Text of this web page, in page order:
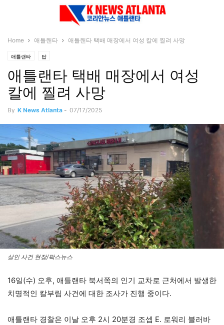
Home 애틀랜타 애틀랜타 택배 매장에서 여성 칼에 찔려 사망
애틀랜타 탑
애틀랜타 택배 매장에서 여성
칼에 찔려 사망
By K News Atlanta - 07/17/2025
살인 사건 현장/팍스뉴스
16일(수) 오후, 애틀랜타 북서쪽의 인기 교차로 근처에서 발생한
치명적인 칼부림 사건에 대한 조사가 진행 중이다.
애틀랜타 경찰은 이날 오후 2시 20분경 조셉 E. 로워리 블러바